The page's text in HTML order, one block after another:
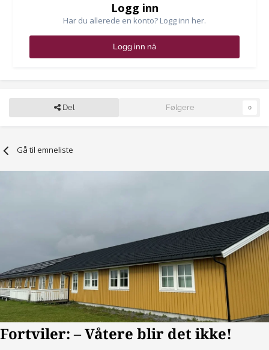
Logg inn
Har du allerede en konto? Logg inn her.
Logg inn nå
Del Følgere 0
Gå til emneliste